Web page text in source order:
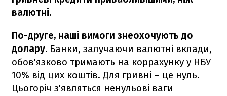
валютні.
По-друге, наші вимоги знеохочують до
долару. Банки, залучаючи валютні вклади,
обов'язково тримають на коррахунку у НБУ
10% від цих коштів. Для гривні – це нуль.
Цьогоріч з'являться ненульові ваги